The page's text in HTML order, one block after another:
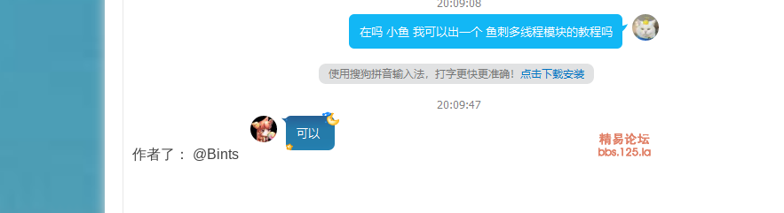
作者了： @Bints